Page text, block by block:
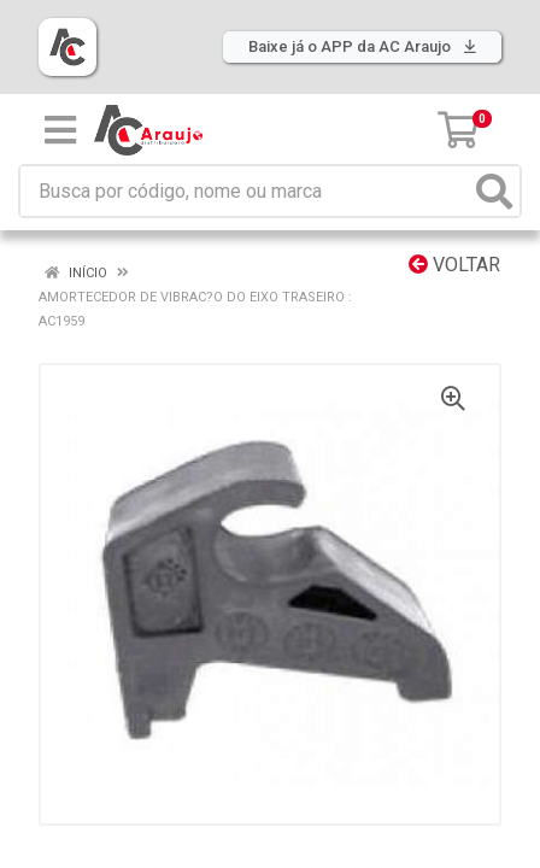
Baixe já o APP da AC Araujo
0
VOLTAR
INÍCIO
AMORTECEDOR DE VIBRAC?O DO EIXO TRASEIRO :
AC1959